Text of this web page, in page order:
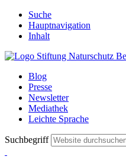
Suche
Hauptnavigation
Inhalt
Blog
Presse
Newsletter
Mediathek
Leichte Sprache
Suchbegriff